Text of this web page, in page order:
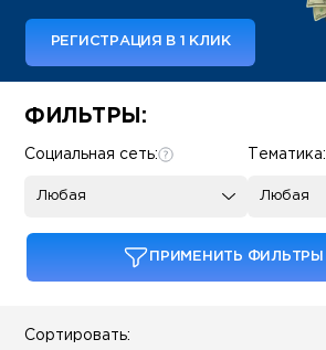
РЕГИСТРАЦИЯ В 1 КЛИК
Some SEO Title
ФИЛЬТРЫ:
Тематика:
Любая
Социальная сеть:
Любая
ПРИМЕНИТЬ ФИЛЬТРЫ
Сортировать: